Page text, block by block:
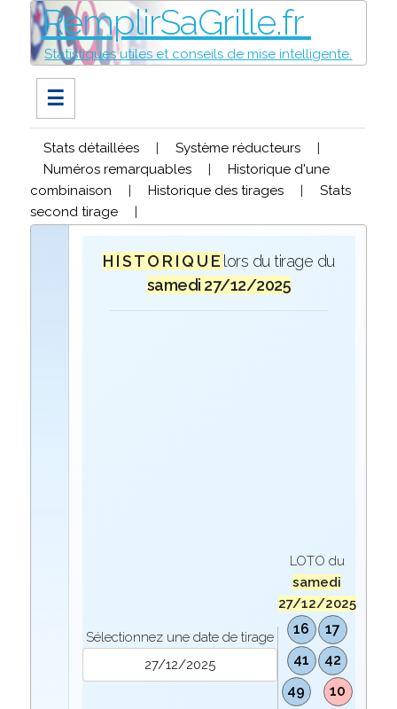
RemplirSaGrille.fr
Statistiques utiles et conseils de mise intelligente.
☰
Stats détaillées | Système réducteurs
|
Numéros remarquables
|
Historique d'une
combinaison
| Historique des tirages |
Stats
second tirage
|
H I S T O R I Q U E lors du tirage du
samedi 27/12/2025
Sélectionnez une date de tirage
LOTO du
samedi
27/12/2025
16
17
41
42
49
10